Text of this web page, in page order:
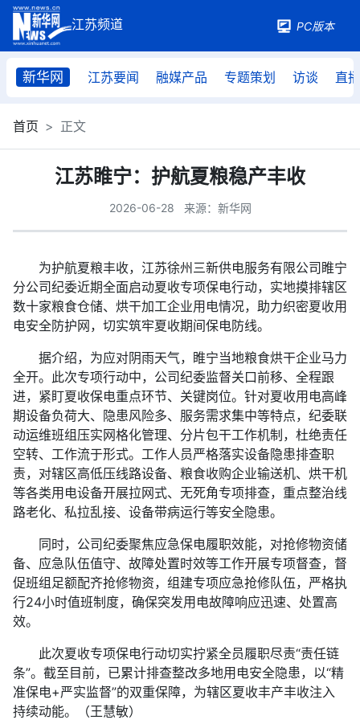
PC版本
新华网 江苏要闻 融媒产品 专题策划 访谈 直播
首页 正文
江苏睢宁：护航夏粮稳产丰收
2026-06-28 来源：新华网
为护航夏粮丰收，江苏徐州三新供电服务有限公司睢宁
分公司纪委近期全面启动夏收专项保电行动，实地摸排辖区
数十家粮食仓储、烘干加工企业用电情况，助力织密夏收用
电安全防护网，切实筑牢夏收期间保电防线。
据介绍，为应对阴雨天气，睢宁当地粮食烘干企业马力
全开。此次专项行动中，公司纪委监督关口前移、全程跟
进，紧盯夏收保电重点环节、关键岗位。针对夏收用电高峰
期设备负荷大、隐患风险多、服务需求集中等特点，纪委联
动运维班组压实网格化管理、分片包干工作机制，杜绝责任
空转、工作流于形式。工作人员严格落实设备隐患排查职
责，对辖区高低压线路设备、粮食收购企业输送机、烘干机
等各类用电设备开展拉网式、无死角专项排查，重点整治线
路老化、私拉乱接、设备带病运行等安全隐患。
同时，公司纪委聚焦应急保电履职效能，对抢修物资储
备、应急队伍值守、故障处置时效等工作开展专项督查，督
促班组足额配齐抢修物资，组建专项应急抢修队伍，严格执
行24小时值班制度，确保突发用电故障响应迅速、处置高
效。
此次夏收专项保电行动切实拧紧全员履职尽责“责任链
条”。截至目前，已累计排查整改多地用电安全隐患，以“精
准保电+严实监督”的双重保障，为辖区夏收丰产丰收注入
持续动能。（王慧敏）